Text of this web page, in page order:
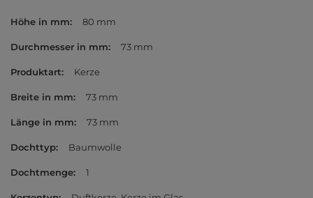
Höhe in mm 80 mm
Durchmesser in mm 73 mm
Produktart Kerze
Breite in mm 73 mm
Länge in mm 73 mm
Dochttyp Baumwolle
Dochtmenge 1